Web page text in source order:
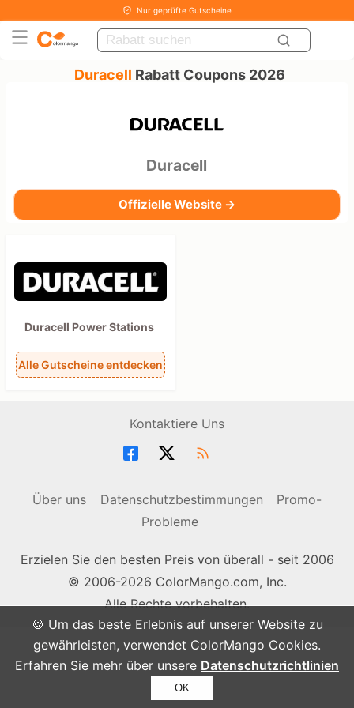
🍪 Um das beste Erlebnis auf unserer Website zu
gewährleisten, verwendet ColorMango Cookies.
Erfahren Sie mehr über unsere Datenschutzrichtlinien
OK
Nur geprüfte Gutscheine
Duracell Rabatt Coupons 2026
Duracell
Offizielle Website →
Duracell Power Stations
Alle Gutscheine entdecken
Kontaktiere Uns
Über uns Datenschutzbestimmungen
Promo-
Probleme
Erzielen Sie den besten Preis von überall - seit 2006
© 2006-2026 ColorMango.com, Inc.
Alle Rechte vorbehalten.